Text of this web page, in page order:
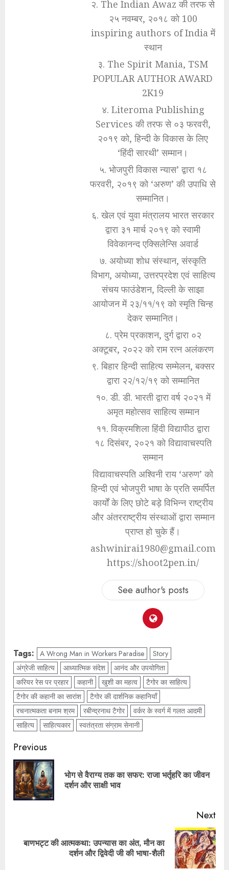
२. The Indian Awaz की तरफ से
२५ नवम्बर, २०१८ को 100
inspiring authors of India में
स्थान
३. The Spirit Mania, TSM
POPULAR AUTHOR AWARD
2K19
४. Literoma Publishing
Services की तरफ से ०३ फरवरी,
२०१९ को, हिन्दी के विकास के लिए
‘हिंदी सारथी’ सम्मान।
५. भोजपुरी विकास न्यास’ द्वारा १८
फरवरी, २०१९ को ‘अरुण’ की उपाधि से
सम्मानित।
६. खेल एवं युवा मंत्रालय भारत सरकार
द्वारा ३१ मार्च २०१९ को स्वामी
विवेकानन्द एक्सिलेन्सि अवार्ड
७. अयोध्या शोध संस्थान, संस्कृति
विभाग, अयोध्या, उत्तरप्रदेश एवं साहित्य
संचय फाउंडेशन, दिल्ली के साझा
आयोजन में २३/११/१९ को स्मृति चिन्ह
देकर सम्मानित।
८. प्रेम प्रकाशन, दुर्ग द्वारा ०२
अक्टूबर, २०२२ को राम रत्न अलंकरण
९. बिहार हिन्दी साहित्य सम्मेलन, बक्सर
द्वारा २२/१२/१९ को सम्मानित
१०. डी. डी. भारती द्वारा वर्ष २०२१ में
अमृत महोत्सव साहित्य सम्मान
११. विक्रमशिला हिंदी विद्यापीठ द्वारा
१८ दिसंबर, २०२१ को विद्यावाचस्पति
सम्मान
विद्यावाचस्पति अश्विनी राय ‘अरुण’ को
हिन्दी एवं भोजपुरी भाषा के प्रति समर्पित
कार्यों के लिए छोटे बड़े विभिन्न राष्ट्रीय
और अंतरराष्ट्रीय संस्थाओं द्वारा सम्मान
प्राप्त हो चुके हैं।
ashwinirai1980@gmail.com
https://shoot2pen.in/
See author's posts
Tags: A Wrong Man in Workers Paradise
Story
अंग्रेजी साहित्य
आध्यात्मिक संदेश
आनंद और उपयोगिता
करियर रेस पर प्रहार
कहानी खुशी का महत्व
टैगोर का साहित्य
टैगोर की कहानी का सारांश
टैगोर की दार्शनिक कहानियाँ
रचनात्मकता बनाम श्रम
रबीन्द्रनाथ टैगोर
वर्कर के स्वर्ग में गलत आदमी
साहित्य
साहित्यकार स्वतंत्रता संग्राम सेनानी
Previous
भोग से वैराग्य तक का सफर: राजा भर्तृहरि का जीवन
दर्शन और साक्षी भाव
Next
बाणभट्ट की आत्मकथा: उपन्यास का अंत, मौन का
दर्शन और द्विवेदी जी की भाषा-शैली